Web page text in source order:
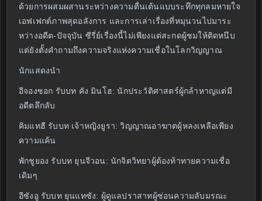
ด้วยการผสมผสานระหว่างความตื่นเต้นแบบระทึกทุกลมหายใจ
เอฟเฟกต์ภาพสุดอลังการ และการเล่าเรื่องที่หมุนวนไปมาระ
หว่างอดีต-ปัจจุบัน ซีรี่ย์เรื่องนี้ไม่เพียงแต่สะกดผู้ชมให้ติดหนึบ
แต่ยังตั้งคำถามถึงความจริงแห่งความเชื่อในโลกวิญญาณ
นักแสดงนำ
อีจองซอก รับบท คัง มินโฮ: นักประวัติศาสตร์ผู้กล้าหาญแต่มี
อดีตลึกลับ
คิมแทฮี รับบท เจ้าหญิงยูรา: วิญญาณอาฆาตผู้หลงเหลือเพียง
ความแค้น
พักชูยอง รับบท ยุนจีวอน: นักจิตวิทยาผู้ต้องท้าทายความเชื่อ
เดิมๆ
อีซังอู รับบท ยุนแทซัง: ผู้ดูแลปราสาทผู้ซ่อนความลับมรณะ